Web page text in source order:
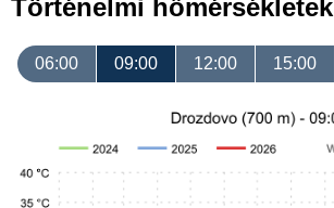
Történelmi hőmérsékletek
06:00 09:00 12:00 15:00